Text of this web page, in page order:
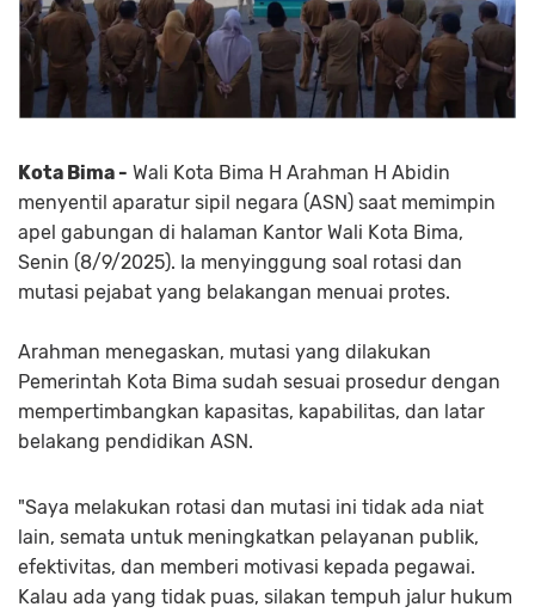
Kota Bima - Wali Kota Bima H Arahman H Abidin
menyentil aparatur sipil negara (ASN) saat memimpin
apel gabungan di halaman Kantor Wali Kota Bima,
Senin (8/9/2025). Ia menyinggung soal rotasi dan
mutasi pejabat yang belakangan menuai protes.
Arahman menegaskan, mutasi yang dilakukan
Pemerintah Kota Bima sudah sesuai prosedur dengan
mempertimbangkan kapasitas, kapabilitas, dan latar
belakang pendidikan ASN.
"Saya melakukan rotasi dan mutasi ini tidak ada niat
lain, semata untuk meningkatkan pelayanan publik,
efektivitas, dan memberi motivasi kepada pegawai.
Kalau ada yang tidak puas, silakan tempuh jalur hukum